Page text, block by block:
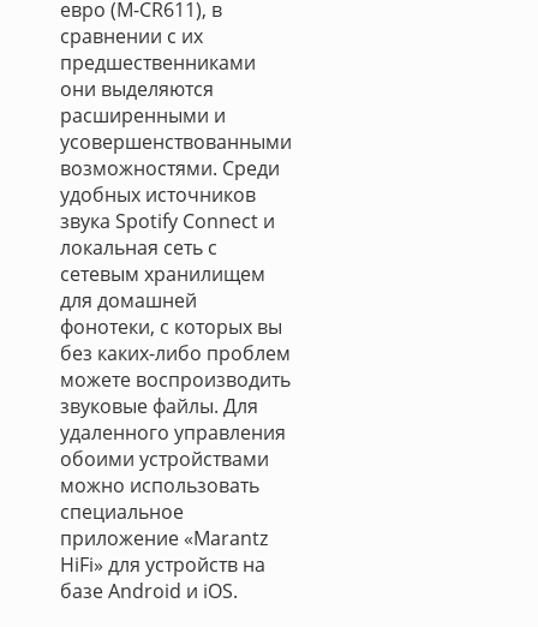
евро (М-CR611), в
сравнении с их
предшественниками
они выделяются
расширенными и
усовершенствованными
возможностями. Среди
удобных источников
звука Spotify Connect и
локальная сеть с
сетевым хранилищем
для домашней
фонотеки, с которых вы
без каких-либо проблем
можете воспроизводить
звуковые файлы. Для
удаленного управления
обоими устройствами
можно использовать
специальное
приложение «Marantz
HiFi» для устройств на
базе Android и iOS.